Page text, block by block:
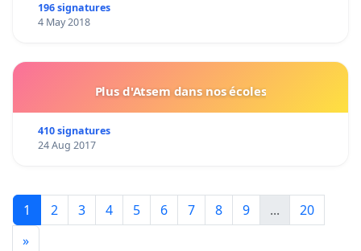
196 signatures
4 May 2018
Plus d'Atsem dans nos écoles
410 signatures
24 Aug 2017
1 2 3 4 5 6 7 8 9 ...
20
»